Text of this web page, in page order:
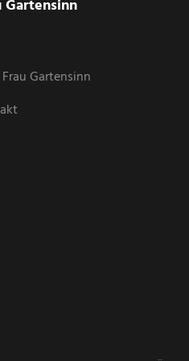
Gartensinn
Gartensinn